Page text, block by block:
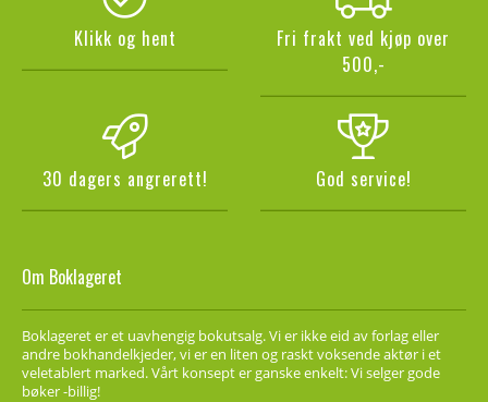
Klikk og hent
Fri frakt ved kjøp over
500,-
30 dagers angrerett! God service!
Om Boklageret
Boklageret er et uavhengig bokutsalg. Vi er ikke eid av forlag eller
andre bokhandelkjeder, vi er en liten og raskt voksende aktør i et
veletablert marked. Vårt konsept er ganske enkelt: Vi selger gode
bøker -billig!